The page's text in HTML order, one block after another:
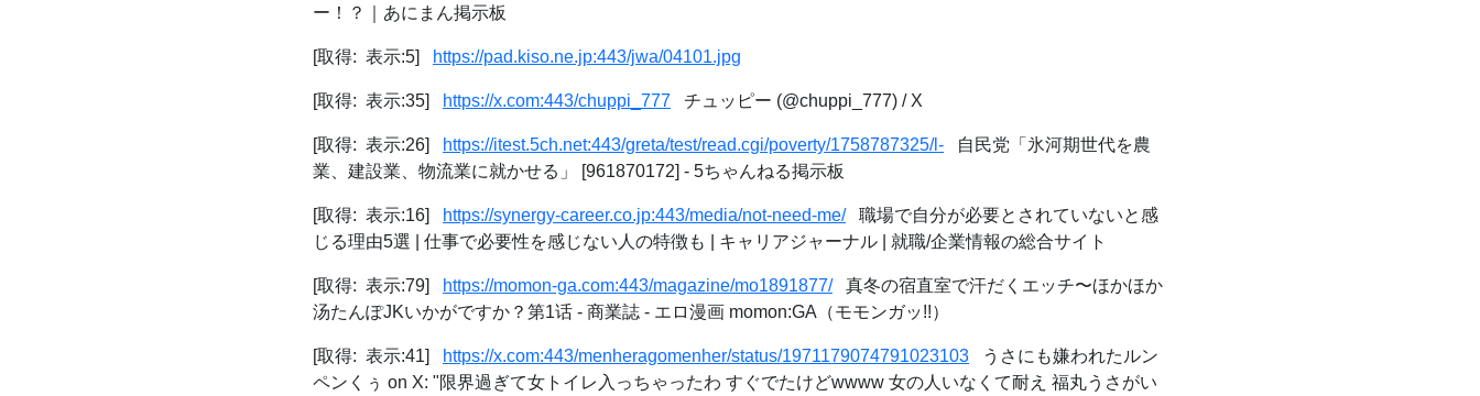
ー！？｜あにまん掲示板
[取得: 表示:5] https://pad.kiso.ne.jp:443/jwa/04101.jpg
[取得: 表示:35] https://x.com:443/chuppi_777 チュッピー (@chuppi_777) / X
[取得: 表示:26] https://itest.5ch.net:443/greta/test/read.cgi/poverty/1758787325/l- 自民党「氷河期世代を農
業、建設業、物流業に就かせる」 [961870172] - 5ちゃんねる掲示板
[取得: 表示:16] https://synergy-career.co.jp:443/media/not-need-me/職場で自分が必要とされていないと感
じる理由5選 | 仕事で必要性を感じない人の特徴も | キャリアジャーナル | 就職/企業情報の総合サイト
[取得: 表示:79] https://momon-ga.com:443/magazine/mo1891877/真冬の宿直室で汗だくエッチ〜ほかほか
汤たんぽJKいかがですか？第1话 - 商業誌 - エロ漫画 momon:GA（モモンガッ!!）
[取得: 表示:41] https://x.com:443/menheragomenher/status/1971179074791023103 うさにも嫌われたルン
ペンくぅ on X: "限界過ぎて女トイレ入っちゃったわ すぐでたけどwwww 女の人いなくて耐え 福丸うさがい